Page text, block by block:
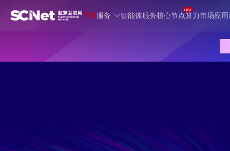
首页服务 智能体服务核心节点
NEW
算力市场应